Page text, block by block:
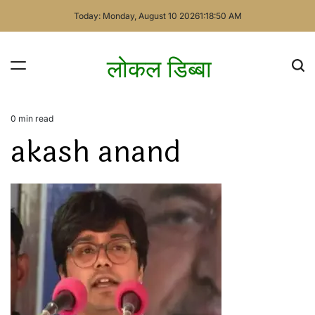
Today: Monday, August 10 20261:18:50 AM
लोकल डिब्बा
Estimated
time
0 min read
akash anand